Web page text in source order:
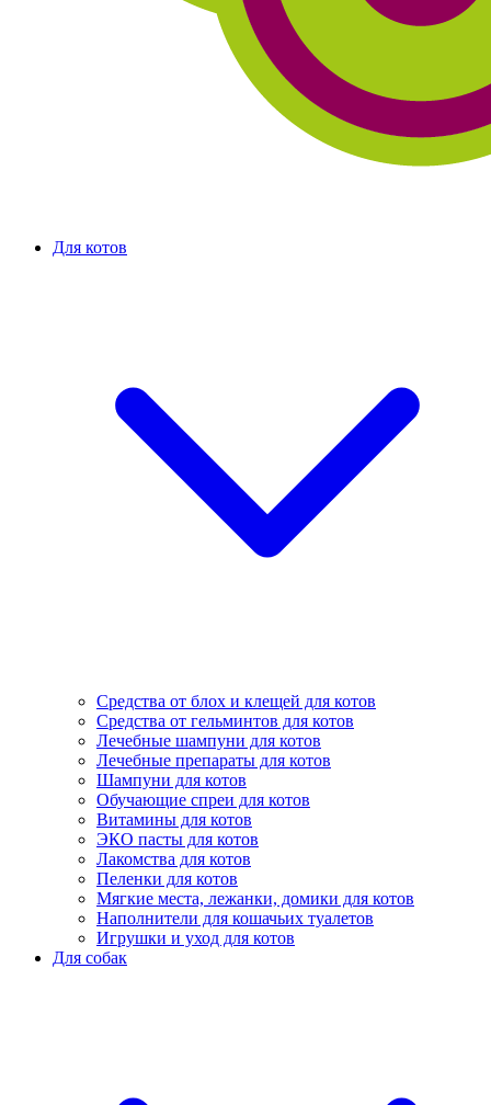
Для котов
Средства от блох и клещей для котов
Средства от гельминтов для котов
Лечебные шампуни для котов
Лечебные препараты для котов
Шампуни для котов
Обучающие спреи для котов
Витамины для котов
ЭКО пасты для котов
Лакомства для котов
Пеленки для котов
Мягкие места, лежанки, домики для котов
Наполнители для кошачьих туалетов
Игрушки и уход для котов
Для собак